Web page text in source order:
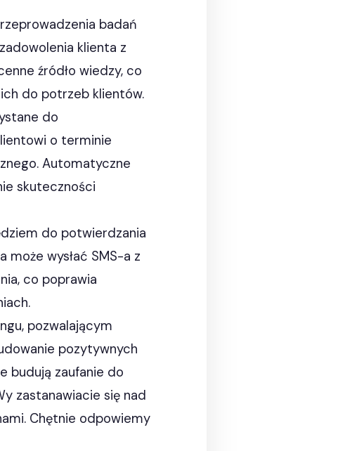
badań
klienta z
źródło wiedzy, co
do potrzeb klientów.
do
o terminie
Automatyczne
skuteczności
do potwierdzania
wysłać SMS-a z
co poprawia
pozwalającym
pozytywnych
budują zaufanie do
zastanawiacie się nad
Chętnie odpowiemy